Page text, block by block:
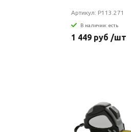
Артикул: P113.271
В наличии: есть
1 449 руб /шт